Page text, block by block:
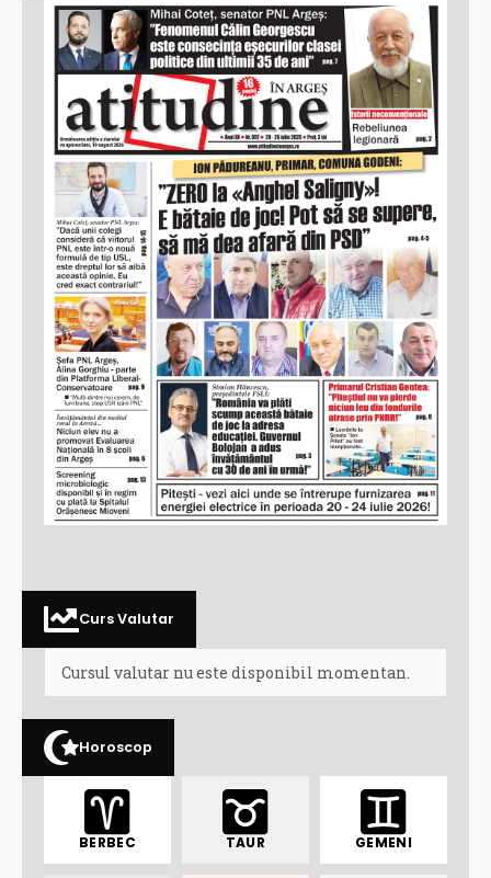
Curs Valutar
Cursul valutar nu este disponibil momentan.
Horoscop
BERBEC TAUR GEMENI